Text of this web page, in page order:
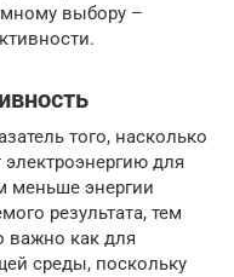
выбору –
того, насколько
для
меньше энергии
результата, тем
важно как для
среды, поскольку